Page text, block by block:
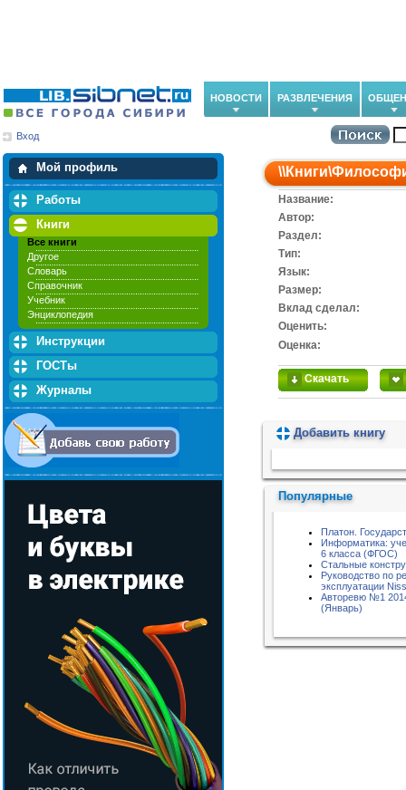
НОВОСТИ РАЗВЛЕЧЕНИЯ
Вход
Мой профиль
Мои закладки
Работы
Книги
Все книги
Другое
Словарь
Справочник
Учебник
Энциклопедия
Инструкции
ГОСТы
Журналы
\\Книги\
Название:
Автор:
Раздел:
Тип:
Язык:
Размер:
Вклад сделал:
Оценить:
Оценка:
Скачать
Добавить книгу
Популярные
Платон.
Информатика:
6 класса (ФГОС)
Стальные
Руководство по
эксплуатации
Авторевю №1
(Январь)